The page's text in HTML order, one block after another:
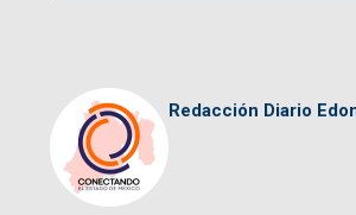
Redacción Diario